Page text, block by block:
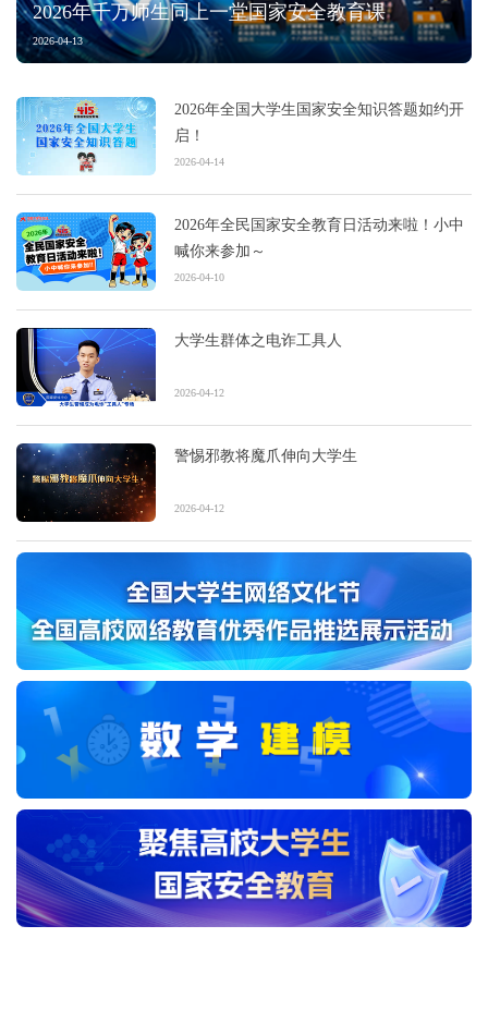
2026年千万师生同上一堂国家安全教育课
2026-04-13
2026年全国大学生国家安全知识答题如约开
启！
2026-04-14
2026年全民国家安全教育日活动来啦！小中
喊你来参加～
2026-04-10
大学生群体之电诈工具人
2026-04-12
警惕邪教将魔爪伸向大学生
2026-04-12